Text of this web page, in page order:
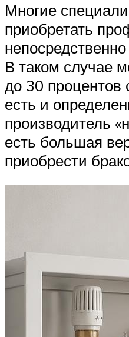
Многие
приобретать
В таком случае
до 30 процентов
есть и
производитель
есть большая
приобрести